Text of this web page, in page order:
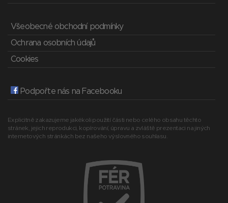
Všeobecné obchodní podmínky
Ochrana osobních údajů
Cookies
Podpořte nás na Facebooku
Explicitně zakazujeme jakékoli použití části nebo celého obsahu těchto
stránek, jejich reprodukci, kopírování, úpravu a zvláště prezentaci na jiných
internetových stránkách bez našeho výslovného souhlasu.